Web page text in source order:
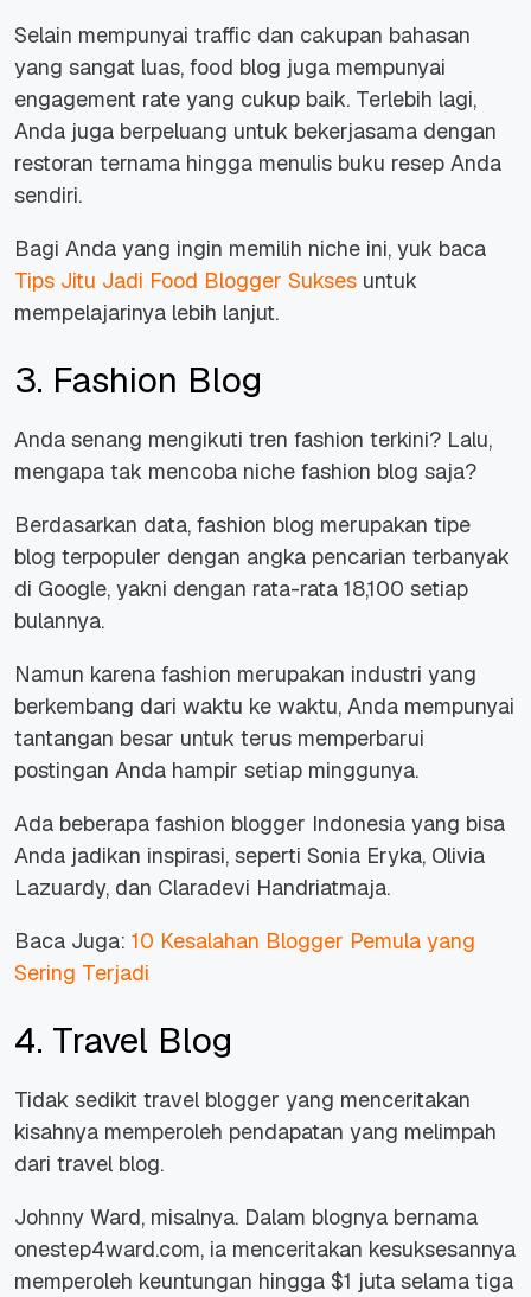
Selain mempunyai traffic dan cakupan bahasan
yang sangat luas, food blog juga mempunyai
engagement rate yang cukup baik. Terlebih lagi,
Anda juga berpeluang untuk bekerjasama dengan
restoran ternama hingga menulis buku resep Anda
sendiri.
Bagi Anda yang ingin memilih niche ini, yuk baca
Tips Jitu Jadi Food Blogger Sukses untuk
mempelajarinya lebih lanjut.
3. Fashion Blog
Anda senang mengikuti tren fashion terkini? Lalu,
mengapa tak mencoba niche fashion blog saja?
Berdasarkan data, fashion blog merupakan tipe
blog terpopuler dengan angka pencarian terbanyak
di Google, yakni dengan rata-rata 18,100 setiap
bulannya.
Namun karena fashion merupakan industri yang
berkembang dari waktu ke waktu, Anda mempunyai
tantangan besar untuk terus memperbarui
postingan Anda hampir setiap minggunya.
Ada beberapa fashion blogger Indonesia yang bisa
Anda jadikan inspirasi, seperti Sonia Eryka, Olivia
Lazuardy, dan Claradevi Handriatmaja.
Baca Juga: 10 Kesalahan Blogger Pemula yang
Sering Terjadi
4. Travel Blog
Tidak sedikit travel blogger yang menceritakan
kisahnya memperoleh pendapatan yang melimpah
dari travel blog.
Johnny Ward, misalnya. Dalam blognya bernama
onestep4ward.com, ia menceritakan kesuksesannya
memperoleh keuntungan hingga $1 juta selama tiga